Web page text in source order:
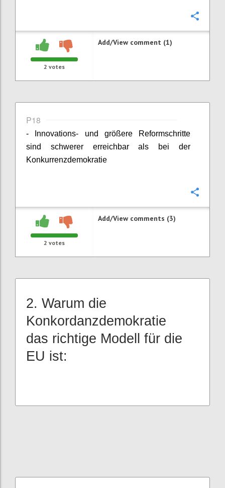
2 votes
Add/View comment (1)
P18
- Innovations- und größere Reformschritte
sind schwerer erreichbar als bei der
Konkurrenzdemokratie
2 votes
Add/View comments (3)
2. Warum die
Konkordanzdemokratie
das richtige Modell für die
EU ist: